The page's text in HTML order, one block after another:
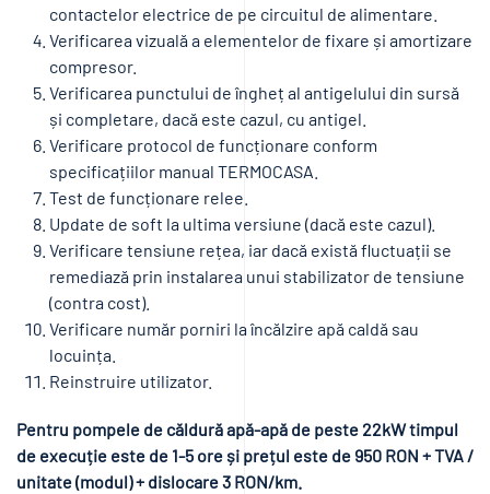
contactelor electrice de pe circuitul de alimentare.
Verificarea vizuală a elementelor de fixare și amortizare
compresor.
Verificarea punctului de îngheț al antigelului din sursă
și completare, dacă este cazul, cu antigel.
Verificare protocol de funcționare conform
specificațiilor manual TERMOCASA.
Test de funcționare relee.
Update de soft la ultima versiune (dacă este cazul).
Verificare tensiune rețea, iar dacă există fluctuații se
remediază prin instalarea unui stabilizator de tensiune
(contra cost).
Verificare număr porniri la încălzire apă caldă sau
locuința.
Reinstruire utilizator.
Pentru pompele de căldură apă-apă de peste 22kW timpul
de execuție este de 1-5 ore și prețul este de 950 RON + TVA /
unitate (modul) + dislocare 3 RON/km.